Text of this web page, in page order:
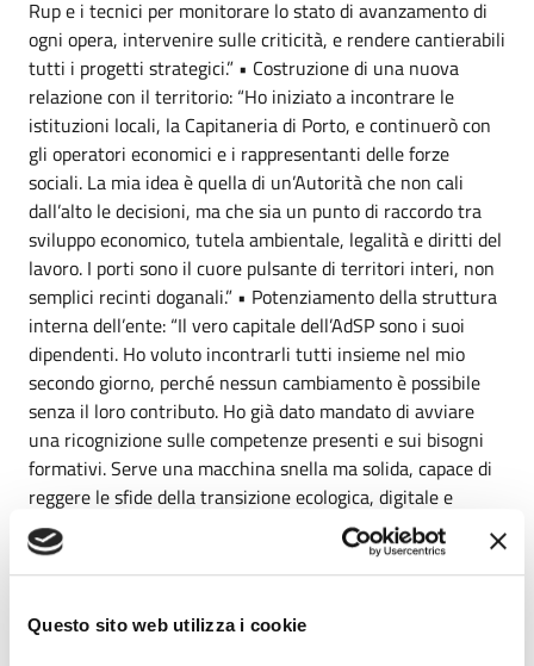
Questo sito web utilizza i cookie
Rup e i tecnici per monitorare lo stato di avanzamento di
ogni opera, intervenire sulle criticità, e rendere cantierabili
tutti i progetti strategici.” • Costruzione di una nuova
relazione con il territorio: “Ho iniziato a incontrare le
istituzioni locali, la Capitaneria di Porto, e continuerò con
gli operatori economici e i rappresentanti delle forze
sociali. La mia idea è quella di un’Autorità che non cali
dall’alto le decisioni, ma che sia un punto di raccordo tra
sviluppo economico, tutela ambientale, legalità e diritti del
lavoro. I porti sono il cuore pulsante di territori interi, non
semplici recinti doganali.” • Potenziamento della struttura
interna dell’ente: “Il vero capitale dell’AdSP sono i suoi
dipendenti. Ho voluto incontrarli tutti insieme nel mio
secondo giorno, perché nessun cambiamento è possibile
senza il loro contributo. Ho già dato mandato di avviare
una ricognizione sulle competenze presenti e sui bisogni
formativi. Serve una macchina snella ma solida, capace di
reggere le sfide della transizione ecologica, digitale e
logistica.” • Nuova unità per la progettazione europea e
l’innovazione: “Proporrò la creazione di un ufficio
interamente dedicato all’intercettazione dei fondi europei,
alla replicazione delle best practices internazionali e al
coordinamento dei progetti su energia, sostenibilità e